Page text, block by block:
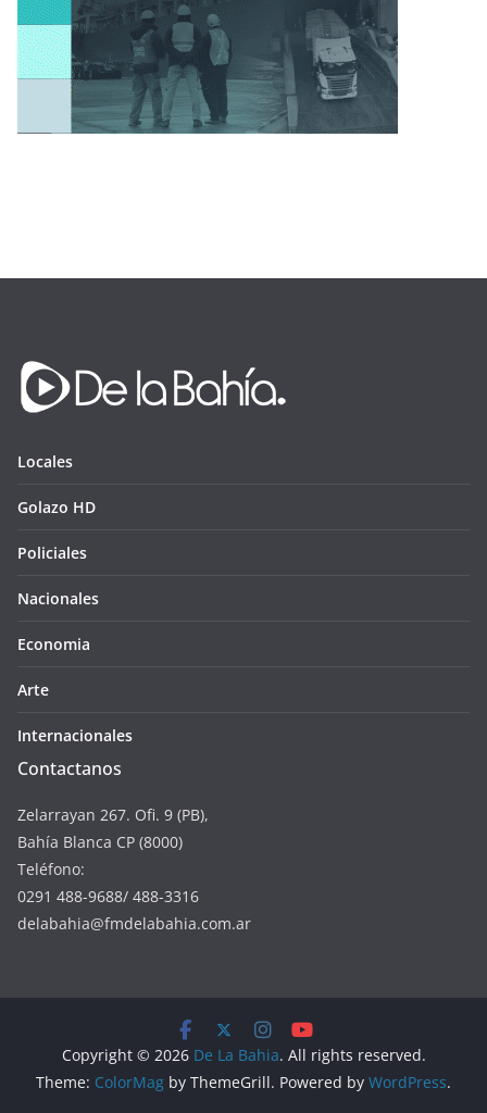
Locales
Golazo HD
Policiales
Nacionales
Economia
Arte
Internacionales
Contactanos
Zelarrayan 267. Ofi. 9 (PB),
Bahía Blanca CP (8000)
Teléfono:
0291 488-9688/ 488-3316
delabahia@fmdelabahia.com.ar
Copyright © 2026 De La Bahia. All rights reserved.
Theme: ColorMag by ThemeGrill. Powered by WordPress.